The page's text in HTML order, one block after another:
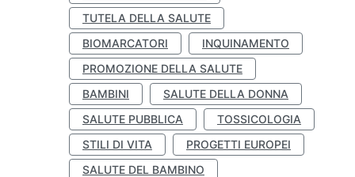
TUTELA DELLA SALUTE
BIOMARCATORI
INQUINAMENTO
PROMOZIONE DELLA SALUTE
BAMBINI
SALUTE DELLA DONNA
SALUTE PUBBLICA
TOSSICOLOGIA
STILI DI VITA
PROGETTI EUROPEI
SALUTE DEL BAMBINO